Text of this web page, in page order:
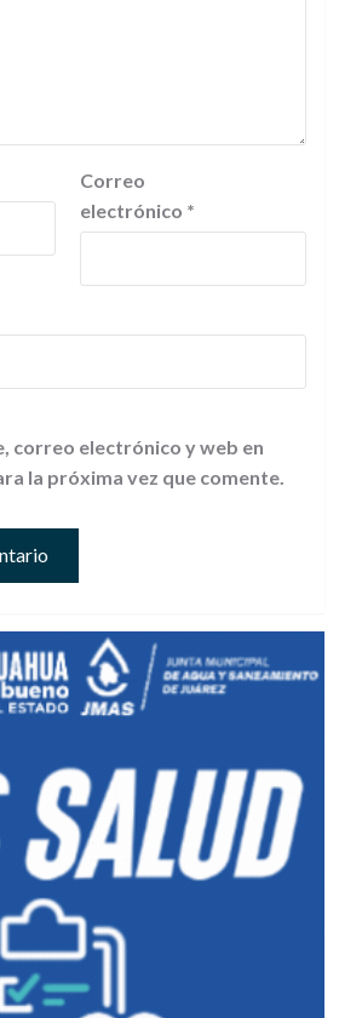
Correo
electrónico *
correo electrónico y web en
la próxima vez que comente.